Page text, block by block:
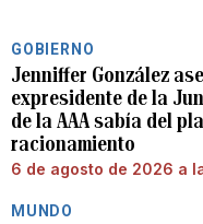
GOBIERNO
Jenniffer González
expresidente de la
de la AAA sabía del
racionamiento
6 de agosto de 2026 a
MUNDO